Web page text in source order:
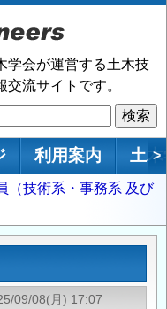
学会が運営する土木技
流サイトです。
利用案内 土 >
（技術系・事務系 及び
09/08(月) 17:07